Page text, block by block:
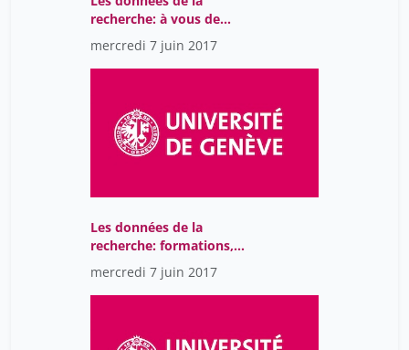
recherche: à vous de
mercredi 7 juin 2017
Les données de la
recherche: formations,
expériences, tendances à
l'ETH Zurich
mercredi 7 juin 2017